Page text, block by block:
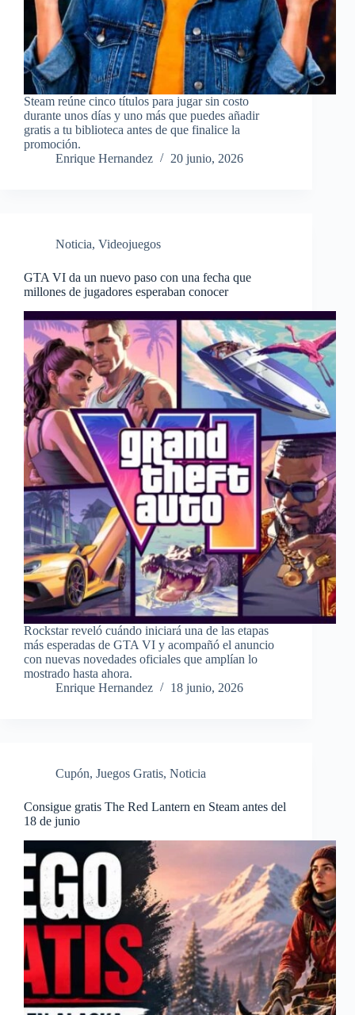
Steam reúne cinco títulos para jugar sin costo
durante unos días y uno más que puedes añadir
gratis a tu biblioteca antes de que finalice la
promoción.
Enrique Hernandez
20 junio, 2026
Noticia, Videojuegos
GTA VI da un nuevo paso con una fecha que
millones de jugadores esperaban conocer
Rockstar reveló cuándo iniciará una de las etapas
más esperadas de GTA VI y acompañó el anuncio
con nuevas novedades oficiales que amplían lo
mostrado hasta ahora.
Enrique Hernandez
18 junio, 2026
Cupón, Juegos Gratis, Noticia
Consigue gratis The Red Lantern en Steam antes del
18 de junio